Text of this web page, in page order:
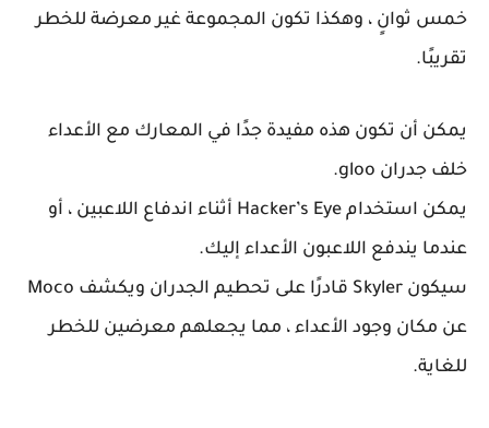
خمس ثوانٍ ، وهكذا تكون المجموعة غير معرضة للخطر
تقريبًا.
يمكن أن تكون هذه مفيدة جدًا في المعارك مع الأعداء
خلف جدران gloo.
يمكن استخدام Hacker’s Eye أثناء اندفاع اللاعبين ، أو
عندما يندفع اللاعبون الأعداء إليك.
سيكون Skyler قادرًا على تحطيم الجدران ويكشف Moco
عن مكان وجود الأعداء ، مما يجعلهم معرضين للخطر
للغاية.